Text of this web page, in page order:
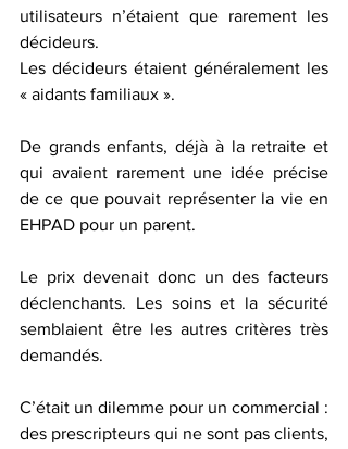
utilisateurs n’étaient que rarement les
décideurs.
Les décideurs étaient généralement les
« aidants familiaux ».
De grands enfants, déjà à la retraite et
qui avaient rarement une idée précise
de ce que pouvait représenter la vie en
EHPAD pour un parent.
Le prix devenait donc un des facteurs
déclenchants. Les soins et la sécurité
semblaient être les autres critères très
demandés.
C’était un dilemme pour un commercial :
des prescripteurs qui ne sont pas clients,